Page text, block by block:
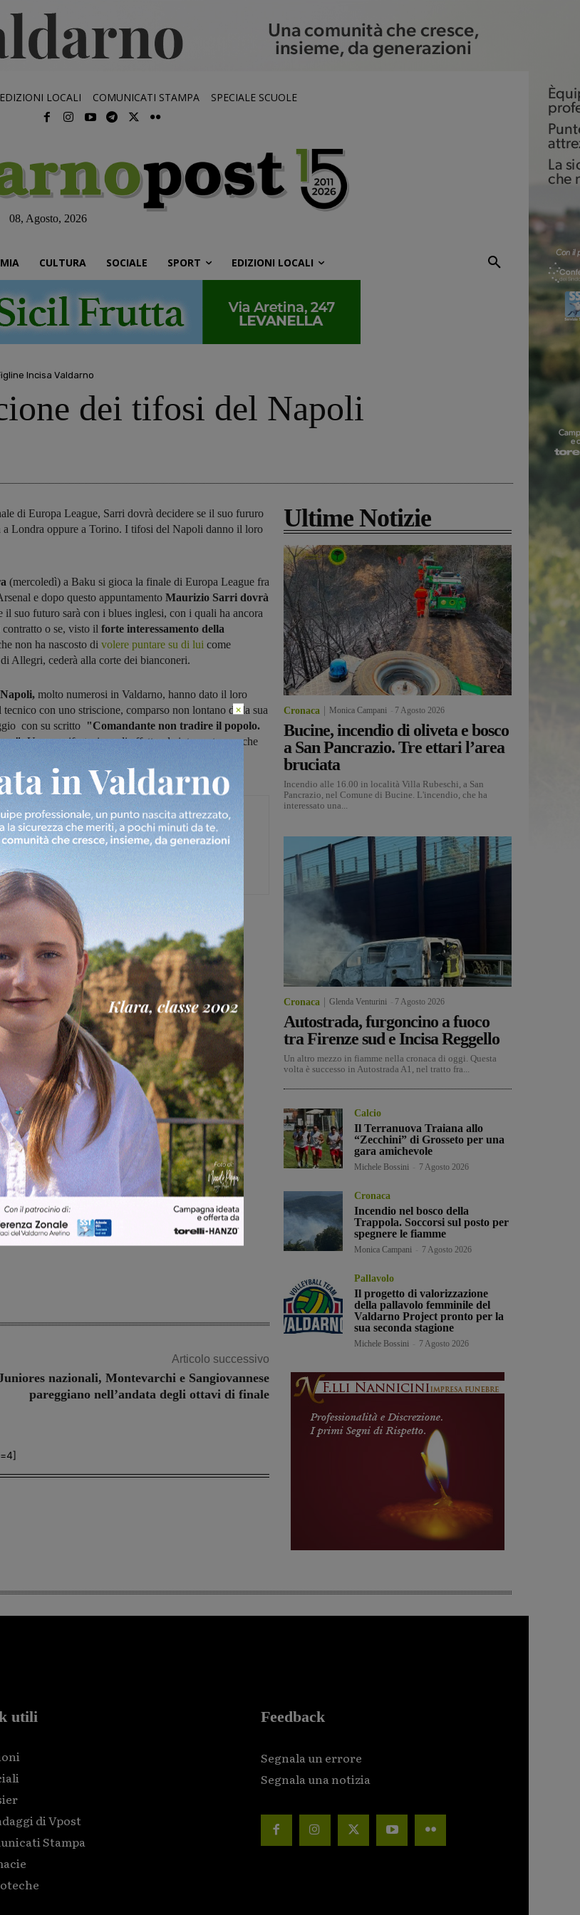
EDIZIONI LOCALI COMUNICATI STAMPA SPECIALE SCUOLE
08, Agosto, 2026
CULTURA SOCIALE SPORT EDIZIONI LOCALI
Incisa Valdarno
dei tifosi del Napoli
di Europa League, Sarri dovrà decidere se il suo fururo
a Londra oppure a Torino. I tifosi del Napoli danno il loro
(mercoledì) a Baku si gioca la finale di Europa League fra
e dopo questo appuntamento Maurizio Sarri dovrà
il suo futuro sarà con i blues inglesi, con i quali ha ancora
o se, visto il forte interessamento della
non ha nascosto di volere puntare su di lui come
di Allegri, cederà alla corte dei bianconeri.
molto numerosi in Valdarno, hanno dato il loro
con uno striscione, comparso non lontano dalla sua
con su scritto "Comandante non tradire il popolo.
Una manifestazione di affetto, da interpretare anche
a non vestire i colori bianconeri.
Michele Bossini
Articolo successivo
nazionali, Montevarchi e Sangiovannese
pareggiano nell’andata degli ottavi di finale
Ultime Notizie
Cronaca Monica Campani 7 Agosto 2026
Bucine, incendio di oliveta e bosco
a San Pancrazio. Tre ettari l’area
bruciata
Incendio alle 16.00 in località Villa Rubeschi, a San
Pancrazio, nel Comune di Bucine. L'incendio, che ha
interessato una...
Cronaca Glenda Venturini 7 Agosto 2026
Autostrada, furgoncino a fuoco
tra Firenze sud e Incisa Reggello
Un altro mezzo in fiamme nella cronaca di oggi. Questa
volta è successo in Autostrada A1, nel tratto fra...
Calcio
Il Terranuova Traiana allo
“Zecchini” di Grosseto per una
gara amichevole
Michele Bossini 7 Agosto 2026
Cronaca
Incendio nel bosco della
Trappola. Soccorsi sul posto per
spegnere le fiamme
Monica Campani 7 Agosto 2026
Pallavolo
Il progetto di valorizzazione
della pallavolo femminile del
Valdarno Project pronto per la
sua seconda stagione
Michele Bossini 7 Agosto 2026
utili
di Vpost
Stampa
Feedback
Segnala un errore
Segnala una notizia
×